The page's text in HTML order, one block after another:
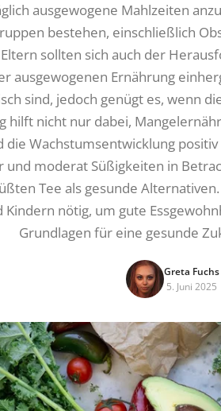
ausgewogene Mahlzeiten
bestehen, einschließlich
sollten sich auch der
ausgewogenen Ernährung
sind, jedoch genügt es, wenn
hilft nicht nur dabei,
die Wachstumsentwicklung
und moderat Süßigkeiten in
Tee als gesunde
Kindern nötig, um gute
Grundlagen für eine gesunde
Greta Fuchs
5. Juni 2025